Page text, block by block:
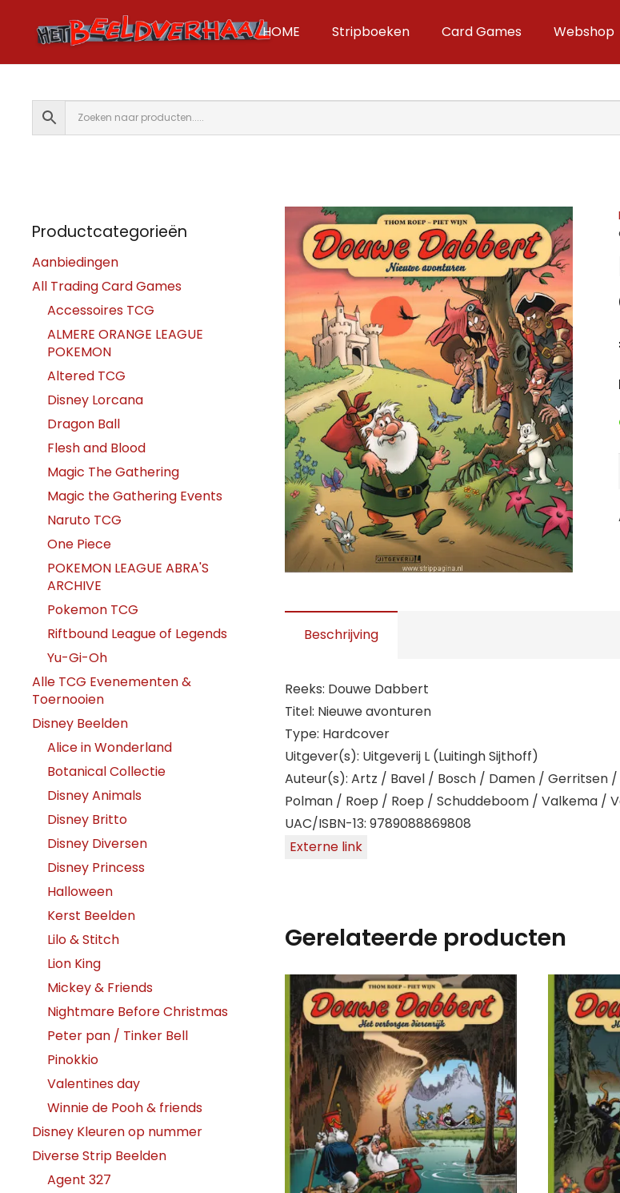
HOME Stripboeken Card Games Webshop
Beschrijving
Reeks: Douwe Dabbert
Titel: Nieuwe avonturen
Type: Hardcover
Uitgever(s): Uitgeverij L (Luitingh Sijthoff)
Auteur(s): Artz / Bavel / Bosch / Damen /
Polman / Roep / Roep / Schuddeboom / Valkema /
UAC/ISBN-13: 9789088869808
Externe link
Gerelateerde producten
Productcategorieën
Aanbiedingen
All Trading Card Games
Accessoires TCG
ALMERE ORANGE LEAGUE
POKEMON
Altered TCG
Disney Lorcana
Dragon Ball
Flesh and Blood
Magic The Gathering
Magic the Gathering Events
Naruto TCG
One Piece
POKEMON LEAGUE ABRA'S
ARCHIVE
Pokemon TCG
Riftbound League of Legends
Yu-Gi-Oh
Alle TCG Evenementen &
Toernooien
Disney Beelden
Alice in Wonderland
Botanical Collectie
Disney Animals
Disney Britto
Disney Diversen
Disney Princess
Halloween
Kerst Beelden
Lilo & Stitch
Lion King
Mickey & Friends
Nightmare Before Christmas
Peter pan / Tinker Bell
Pinokkio
Valentines day
Winnie de Pooh & friends
Disney Kleuren op nummer
Diverse Strip Beelden
Agent 327